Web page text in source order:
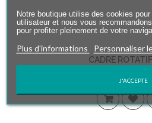
CADRE
Notre boutique utilise des cookies
utilisateur et nous vous
pour profiter pleinement de votre
Plus d'informations Personnaliser
J'ACCEPTE